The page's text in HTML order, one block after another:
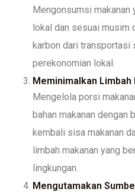
Mengonsumsi
lokal dan sesuai musim
karbon dari transportasi
perekonomian lokal.
Meminimalkan Limbah
Mengelola porsi
bahan makanan dengan
kembali sisa makanan
limbah makanan yang
lingkungan.
Mengutamakan